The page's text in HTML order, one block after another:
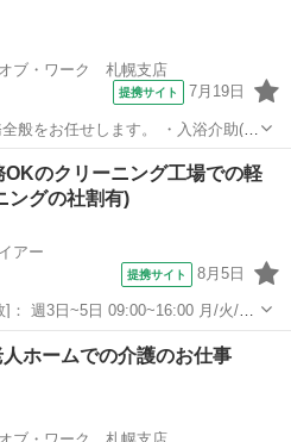
ブ・ワーク 札幌支店
提携サイト 7月19日
せします。 ・入浴介助(衣
補助など) ・食事介助(食事摂取の
ど) ・排泄介助(トイレへの誘導、
OKのクリーニング工場での軽
ングの社割有)
アー
提携サイト 8月5日
丘工場 稲積公...
ホームでの介護のお仕事
ブ・ワーク 札幌支店